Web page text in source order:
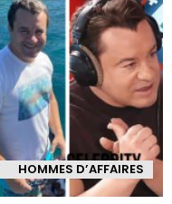
HOMMES D’AFFAIRES